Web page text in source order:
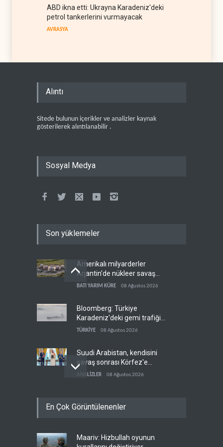
ABD ikna etti: Ukrayna Karadeniz'deki
petrol tankerlerini vurmayacak
AVRASYA
Alıntı
Sitede bulunun içerikler ve analizler kaynak
gösterilerek alıntılanabilir .
Sosyal Medya
Son yüklemeler
Amerikalı milyarderler
Arjantin'de nükleer savaş
sığınağı inşa ediyor
BATI YARIM KÜRE 08 Ağustos 2026
Bloomberg: Türkiye
Karadeniz'deki gemi trafiğini
kısıtlamaya başladı
TÜRKİYE 08 Ağustos 2026
Suudi Arabistan, kendisini
savaş sonrası Körfez'e
hazırlıyor
ANALİZLER 08 Ağustos 2026
savaşı nedeniyle 23 bin
ABD ikna etti: Ukrayna
En Çok Görüntülenenler
Maariv: Hizbullah oyunun